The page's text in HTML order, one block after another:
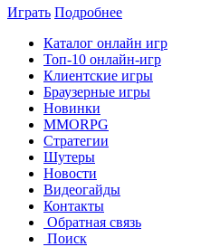
Играть Подробнее
Каталог онлайн игр
Топ-10 онлайн-игр
Клиентские игры
Браузерные игры
Новинки
MMORPG
Стратегии
Шутеры
Новости
Видеогайды
Контакты
Обратная связь
Поиск